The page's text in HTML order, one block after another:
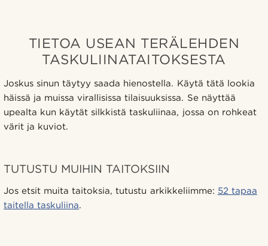
TIETOA USEAN TERÄLEHDEN
TASKULIINATAITOKSESTA
Joskus sinun täytyy saada hienostella. Käytä tätä lookia
häissä ja muissa virallisissa tilaisuuksissa. Se näyttää
upealta kun käytät silkkistä taskuliinaa, jossa on rohkeat
värit ja kuviot.
TUTUSTU MUIHIN TAITOKSIIN
Jos etsit muita taitoksia, tutustu arkikkeliimme: 52 tapaa
taitella taskuliina.